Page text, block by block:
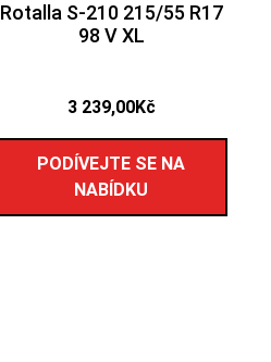
Rotalla S-210 215/55 R17
98 V XL
3 239,00Kč
PODÍVEJTE SE NA
NABÍDKU